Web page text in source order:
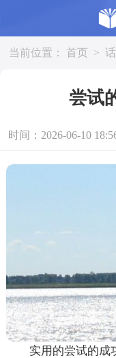
当前位置： 首页 >
尝试
时间：2026-06-10
实用的尝试的成